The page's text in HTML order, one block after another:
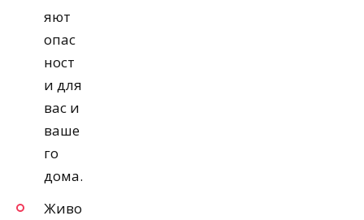
яют
опас
ност
и для
вас и
ваше
го
дома.
Живо